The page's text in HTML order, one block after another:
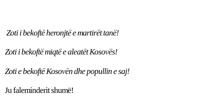
Zoti i bekoftë heronjtë e martirët tanë!
Zoti i bekoftë miqtë e aleatët Kosovës!
Zoti e bekoftë Kosovën dhe popullin e saj!
Ju faleminderit shumë!